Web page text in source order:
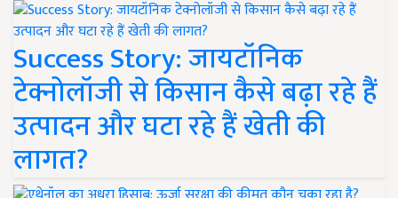
Success Story: जायटॉनिक
टेक्नोलॉजी से किसान कैसे बढ़ा रहे हैं
उत्पादन और घटा रहे हैं खेती की
लागत?